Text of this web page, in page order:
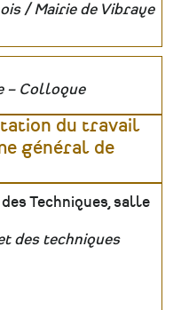
/ Mairie de Vibraye
– Colloque
du travail
général de
Techniques, salle
des techniques